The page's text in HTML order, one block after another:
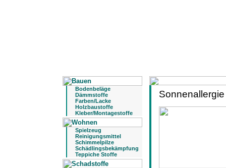
Bodenbeläge
Dämmstoffe
Farben/Lacke
Holzbaustoffe
Kleber/Montagestoffe
Spielzeug
Reinigungsmittel
Schimmelpilze
Schädlingsbekämpfung
Teppiche Stoffe